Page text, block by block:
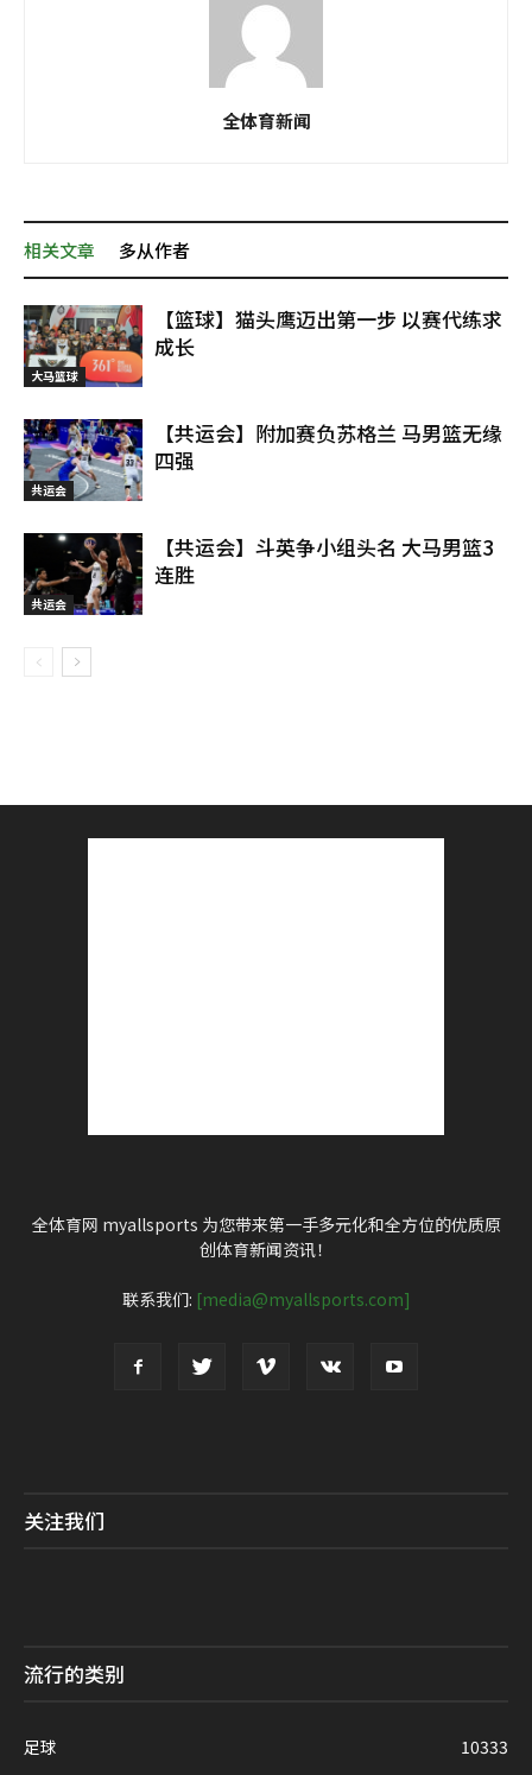
全体育新闻
相关文章 多从作者
大马篮球
【篮球】猫头鹰迈出第一步 以赛代练求
成长
共运会
【共运会】附加赛负苏格兰 马男篮无缘
四强
共运会
【共运会】斗英争小组头名 大马男篮3
连胜
全体育网 myallsports 为您带来第一手多元化和全方位的优质原
创体育新闻资讯！
联系我们: [media@myallsports.com]
关注我们
流行的类别
足球
10333